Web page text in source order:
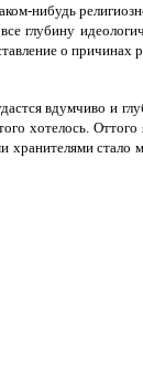
нибудь
глубину
о причинах
вдумчиво и
хотелось. Оттого